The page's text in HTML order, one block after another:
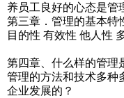
养员工良好的心态是管
第三章．管理的基本特
目的性 有效性 他人性
第四章、什么样的管理
管理的方法和技术多种
企业发展的？